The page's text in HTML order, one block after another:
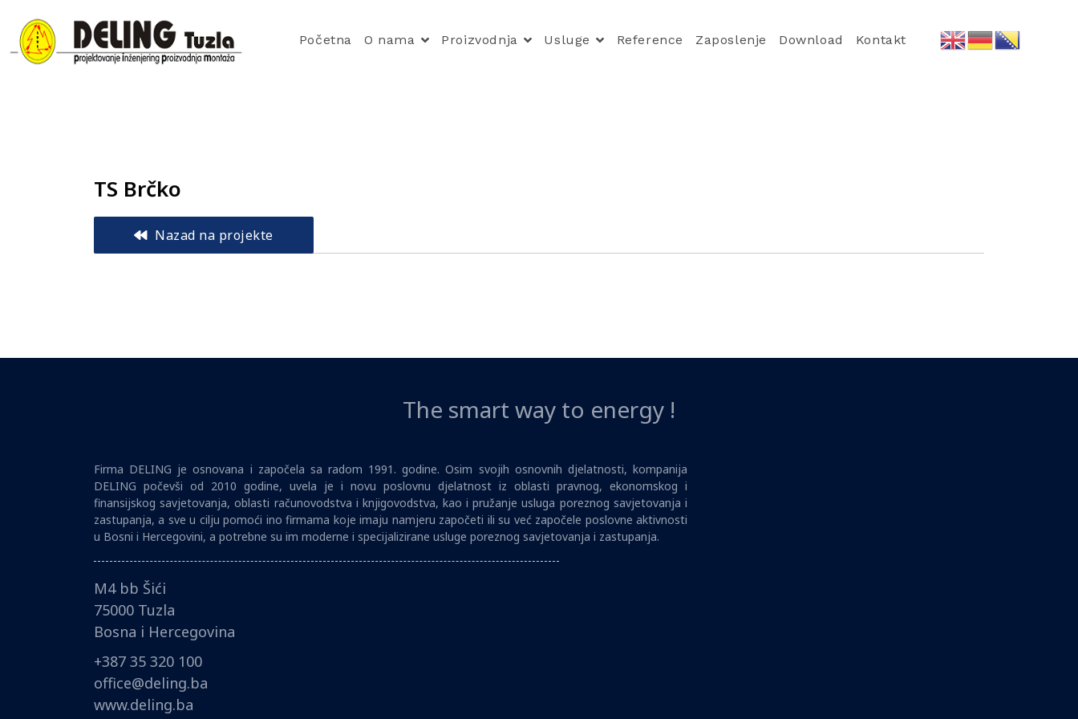
Početna O nama Proizvodnja Usluge Reference Zaposlenje Download Kontakt
TS Brčko
Nazad na projekte
The smart way to energy !
Firma DELING je osnovana i započela sa radom 1991. godine. Osim svojih osnovnih djelatnosti, kompanija
DELING počevši od 2010 godine, uvela je i novu poslovnu djelatnost iz oblasti pravnog, ekonomskog i
finansijskog savjetovanja, oblasti računovodstva i knjigovodstva, kao i pružanje usluga poreznog savjetovanja i
zastupanja, a sve u cilju pomoći ino firmama koje imaju namjeru započeti ili su već započele poslovne aktivnosti
u Bosni i Hercegovini, a potrebne su im moderne i specijalizirane usluge poreznog savjetovanja i zastupanja.
M4 bb Šići
75000 Tuzla
Bosna i Hercegovina
+387 35 320 100
office@deling.ba
www.deling.ba